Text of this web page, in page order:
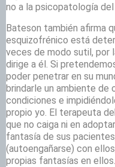
no a la psicopatología
Bateson también afirma
esquizofrénico está
veces de modo sutil, por
dirige a él. Si
poder penetrar en su
brindarle un ambiente de
condiciones e
propio yo. El terapeuta
que no caiga ni en
fantasía de sus
(autoengañarse) con
propias fantasías en ellos.